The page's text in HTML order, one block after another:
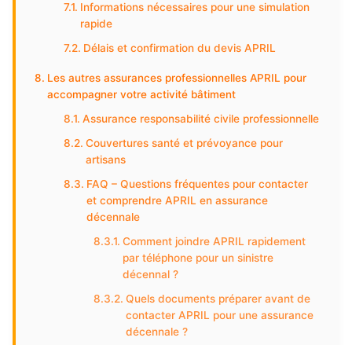
Informations nécessaires pour une simulation
rapide
Délais et confirmation du devis APRIL
Les autres assurances professionnelles APRIL pour
accompagner votre activité bâtiment
Assurance responsabilité civile professionnelle
Couvertures santé et prévoyance pour
artisans
FAQ – Questions fréquentes pour contacter
et comprendre APRIL en assurance
décennale
Comment joindre APRIL rapidement
par téléphone pour un sinistre
décennal ?
Quels documents préparer avant de
contacter APRIL pour une assurance
décennale ?